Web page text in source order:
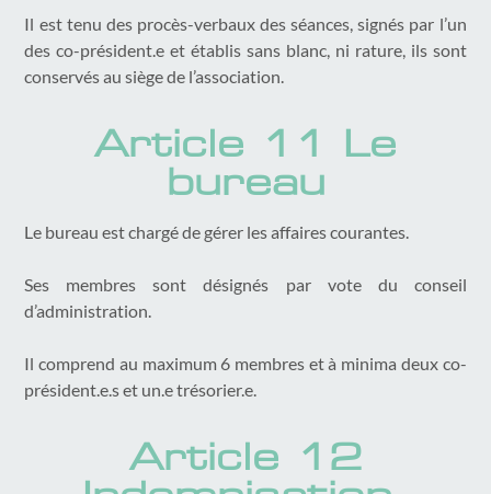
Il est tenu des procès-verbaux des séances, signés par l’un
des co-président.e et établis sans blanc, ni rature, ils sont
conservés au siège de l’association.
Article 11 Le
bureau
Le bureau est chargé de gérer les affaires courantes.
Ses membres sont désignés par vote du conseil
d’administration.
Il comprend au maximum 6 membres et à minima deux co-
président.e.s et un.e trésorier.e.
Article 12